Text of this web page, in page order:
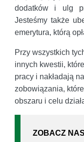
dodatków i ulg
Jesteśmy także
emerytura, którą
Przy wszystkich
innych kwestii,
pracy i nakładają
zobowiązania,
obszaru i celu
ZOBACZ